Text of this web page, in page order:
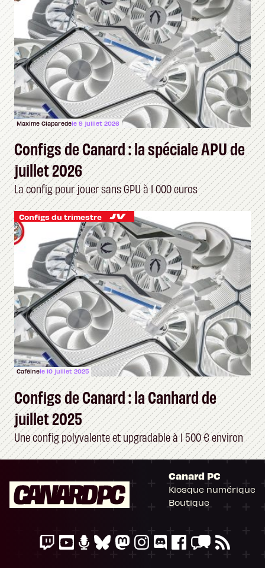
Maxime Claparedele 9 juillet 2026
Configs de Canard : la spéciale APU de
juillet 2026
La config pour jouer sans GPU à 1 000 euros
Configs du trimestre
Caféinele 10 juillet 2025
Configs de Canard : la Canhard de
juillet 2025
Une config polyvalente et upgradable à 1 500 € environ
Canard PC
Kiosque numérique
Boutique